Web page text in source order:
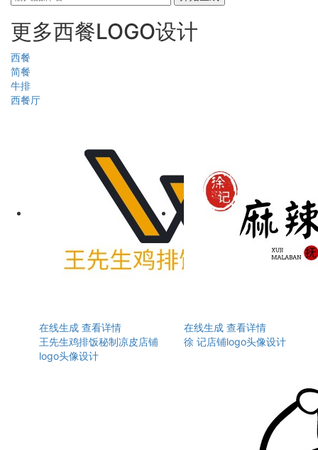
更多西餐LOGO设计
西餐
简餐
牛排
西餐厅
在线生成 查看详情
王先生鸡排饭秘制凉皮店铺
logo头像设计
在线生成 查看详情
徐 记店铺logo头像设计